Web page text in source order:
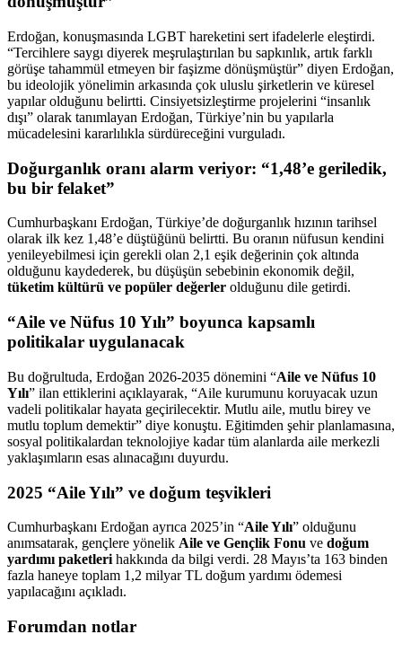
Erdoğan, konuşmasında LGBT hareketini sert ifadelerle eleştirdi.
“Tercihlere saygı diyerek meşrulaştırılan bu sapkınlık, artık farklı
görüşe tahammül etmeyen bir faşizme dönüşmüştür” diyen Erdoğan,
bu ideolojik yönelimin arkasında çok uluslu şirketlerin ve küresel
yapılar olduğunu belirtti. Cinsiyetsizleştirme projelerini “insanlık
dışı” olarak tanımlayan Erdoğan, Türkiye’nin bu yapılarla
mücadelesini kararlılıkla sürdüreceğini vurguladı.
Doğurganlık oranı alarm veriyor: “1,48’e geriledik,
bu bir felaket”
Cumhurbaşkanı Erdoğan, Türkiye’de doğurganlık hızının tarihsel
olarak ilk kez 1,48’e düştüğünü belirtti. Bu oranın nüfusun kendini
yenileyebilmesi için gerekli olan 2,1 eşik değerinin çok altında
olduğunu kaydederek, bu düşüşün sebebinin ekonomik değil,
tüketim kültürü ve popüler değerler olduğunu dile getirdi.
“Aile ve Nüfus 10 Yılı” boyunca kapsamlı
politikalar uygulanacak
Bu doğrultuda, Erdoğan 2026-2035 dönemini “Aile ve Nüfus 10
Yılı” ilan ettiklerini açıklayarak, “Aile kurumunu koruyacak uzun
vadeli politikalar hayata geçirilecektir. Mutlu aile, mutlu birey ve
mutlu toplum demektir” diye konuştu. Eğitimden şehir planlamasına,
sosyal politikalardan teknolojiye kadar tüm alanlarda aile merkezli
yaklaşımların esas alınacağını duyurdu.
2025 “Aile Yılı” ve doğum teşvikleri
Cumhurbaşkanı Erdoğan ayrıca 2025’in “Aile Yılı” olduğunu
anımsatarak, gençlere yönelik Aile ve Gençlik Fonu ve doğum
yardımı paketleri hakkında da bilgi verdi. 28 Mayıs’ta 163 binden
fazla haneye toplam 1,2 milyar TL doğum yardımı ödemesi
yapılacağını açıkladı.
Forumdan notlar